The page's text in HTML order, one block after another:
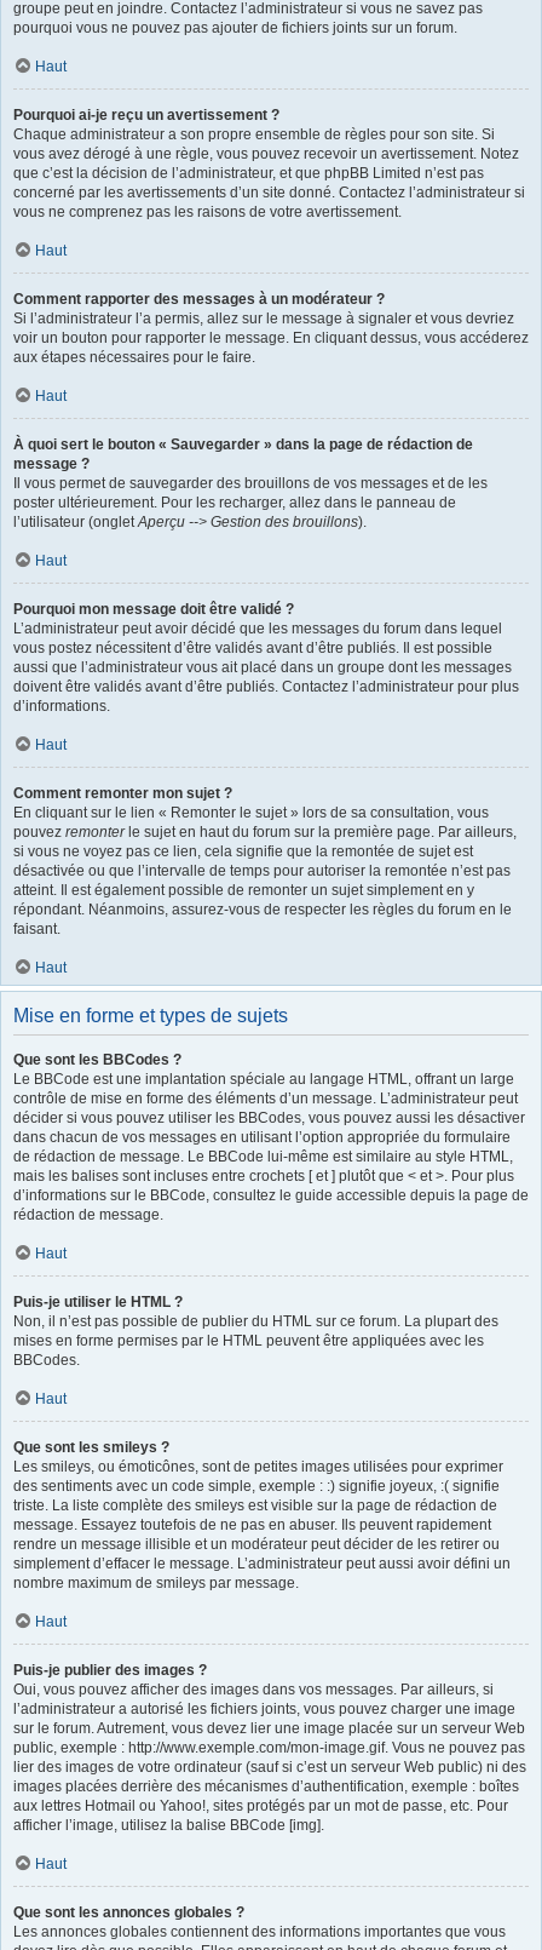
groupe peut en joindre. Contactez l’administrateur si vous ne savez pas
pourquoi vous ne pouvez pas ajouter de fichiers joints sur un forum.
Haut
Pourquoi ai-je reçu un avertissement ?
Chaque administrateur a son propre ensemble de règles pour son site. Si
vous avez dérogé à une règle, vous pouvez recevoir un avertissement. Notez
que c’est la décision de l’administrateur, et que phpBB Limited n’est pas
concerné par les avertissements d’un site donné. Contactez l’administrateur si
vous ne comprenez pas les raisons de votre avertissement.
Haut
Comment rapporter des messages à un modérateur ?
Si l’administrateur l’a permis, allez sur le message à signaler et vous devriez
voir un bouton pour rapporter le message. En cliquant dessus, vous accéderez
aux étapes nécessaires pour le faire.
Haut
À quoi sert le bouton « Sauvegarder » dans la page de rédaction de
message ?
Il vous permet de sauvegarder des brouillons de vos messages et de les
poster ultérieurement. Pour les recharger, allez dans le panneau de
l’utilisateur (ongletAperçu --> Gestion des brouillons).
Haut
Pourquoi mon message doit être validé ?
L’administrateur peut avoir décidé que les messages du forum dans lequel
vous postez nécessitent d’être validés avant d’être publiés. Il est possible
aussi que l’administrateur vous ait placé dans un groupe dont les messages
doivent être validés avant d’être publiés. Contactez l’administrateur pour plus
d’informations.
Haut
Comment remonter mon sujet ?
En cliquant sur le lien « Remonter le sujet » lors de sa consultation, vous
pouvez remonterle sujet en haut du forum sur la première page. Par ailleurs,
si vous ne voyez pas ce lien, cela signifie que la remontée de sujet est
désactivée ou que l’intervalle de temps pour autoriser la remontée n’est pas
atteint. Il est également possible de remonter un sujet simplement en y
répondant. Néanmoins, assurez-vous de respecter les règles du forum en le
faisant.
Haut
Mise en forme et types de sujets
Que sont les BBCodes ?
Le BBCode est une implantation spéciale au langage HTML, offrant un large
contrôle de mise en forme des éléments d’un message. L’administrateur peut
décider si vous pouvez utiliser les BBCodes, vous pouvez aussi les désactiver
dans chacun de vos messages en utilisant l’option appropriée du formulaire
de rédaction de message. Le BBCode lui-même est similaire au style HTML,
mais les balises sont incluses entre crochets [ et ] plutôt que < et >. Pour plus
d’informations sur le BBCode, consultez le guide accessible depuis la page de
rédaction de message.
Haut
Puis-je utiliser le HTML ?
Non, il n’est pas possible de publier du HTML sur ce forum. La plupart des
mises en forme permises par le HTML peuvent être appliquées avec les
BBCodes.
Haut
Que sont les smileys ?
Les smileys, ou émoticônes, sont de petites images utilisées pour exprimer
des sentiments avec un code simple, exemple : :) signifie joyeux, :( signifie
triste. La liste complète des smileys est visible sur la page de rédaction de
message. Essayez toutefois de ne pas en abuser. Ils peuvent rapidement
rendre un message illisible et un modérateur peut décider de les retirer ou
simplement d’effacer le message. L’administrateur peut aussi avoir défini un
nombre maximum de smileys par message.
Haut
Puis-je publier des images ?
Oui, vous pouvez afficher des images dans vos messages. Par ailleurs, si
l’administrateur a autorisé les fichiers joints, vous pouvez charger une image
sur le forum. Autrement, vous devez lier une image placée sur un serveur Web
public, exemple : http://www.exemple.com/mon-image.gif. Vous ne pouvez pas
lier des images de votre ordinateur (sauf si c’est un serveur Web public) ni des
images placées derrière des mécanismes d’authentification, exemple : boîtes
aux lettres Hotmail ou Yahoo!, sites protégés par un mot de passe, etc. Pour
afficher l’image, utilisez la balise BBCode [img].
Haut
Que sont les annonces globales ?
Les annonces globales contiennent des informations importantes que vous